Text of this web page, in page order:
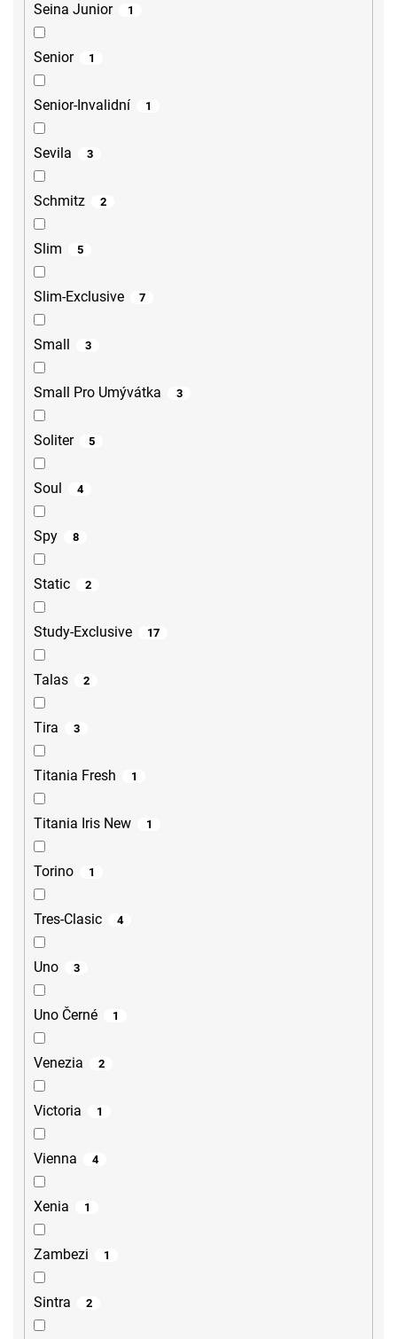
Seina Junior 1
Senior 1
Senior-Invalidní 1
Sevila 3
Schmitz 2
Slim 5
Slim-Exclusive 7
Small 3
Small Pro Umývátka 3
Soliter 5
Soul 4
Spy 8
Static 2
Study-Exclusive 17
Talas 2
Tira 3
Titania Fresh 1
Titania Iris New 1
Torino 1
Tres-Clasic 4
Uno 3
Uno Černé 1
Venezia 2
Victoria 1
Vienna 4
Xenia 1
Zambezi 1
Sintra 2